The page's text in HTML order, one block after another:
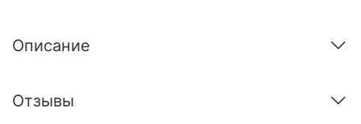
Описание
Отзывы